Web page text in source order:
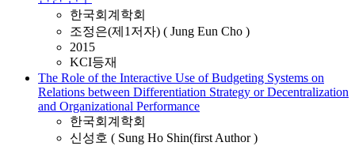
한국회계학회
조정은(제1저자) ( Jung Eun Cho )
2015
KCI등재
The Role of the Interactive Use of Budgeting Systems on
Relations between Differentiation Strategy or Decentralization
and Organizational Performance
한국회계학회
신성호 ( Sung Ho Shin(first Author )